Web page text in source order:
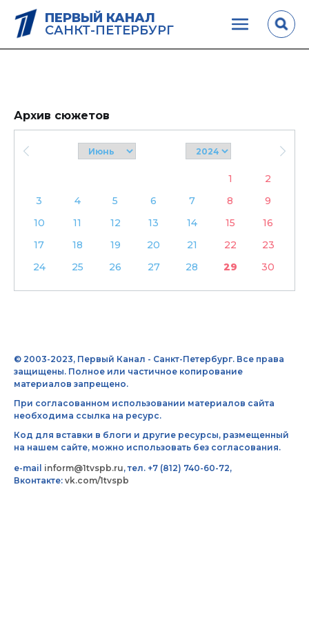
ПЕРВЫЙ КАНАЛ
САНКТ-ПЕТЕРБУРГ
Архив сюжетов
1
2
3
4 5 6 7 8
9
10
11 12 13 14 15
16
17
18 19 20 21 22
23
24
25 26 27 28 29 30
© 2003-2023, Первый Канал - Санкт-Петербург. Все права
защищены. Полное или частичное копирование
материалов запрещено.
При согласованном использовании материалов сайта
необходима ссылка на ресурс.
Код для вставки в блоги и другие ресурсы, размещенный
на нашем сайте, можно использовать без согласования.
e-mail inform@1tvspb.ru, тел. +7 (812) 740-60-72,
Вконтакте: vk.com/1tvspb